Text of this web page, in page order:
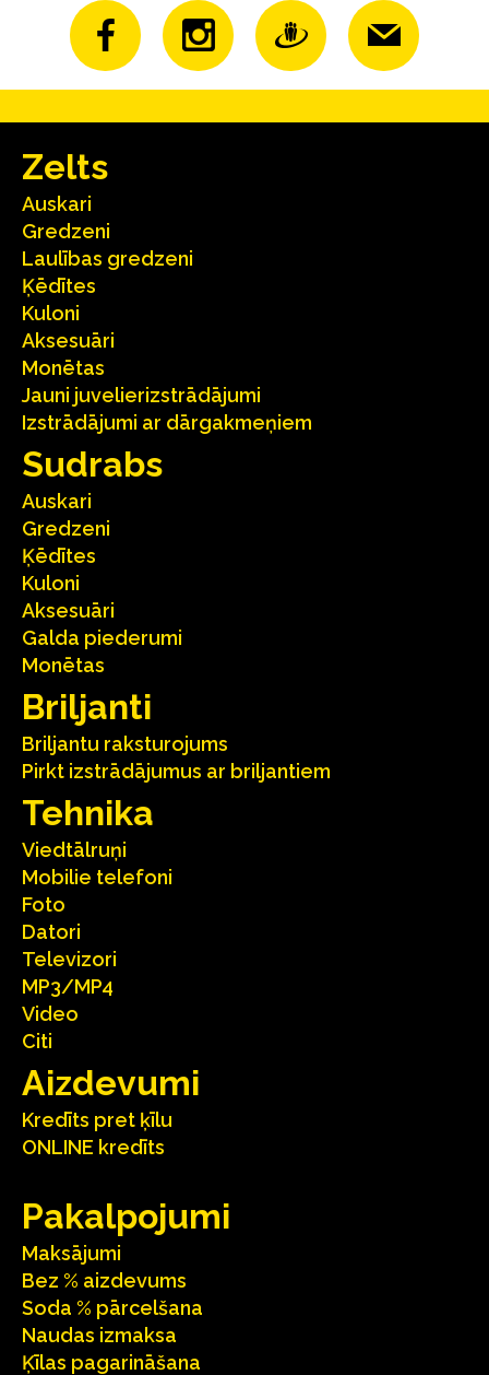
Zelts
Auskari
Gredzeni
Laulības gredzeni
Ķēdītes
Kuloni
Aksesuāri
Monētas
Jauni juvelierizstrādājumi
Izstrādājumi ar dārgakmeņiem
Sudrabs
Auskari
Gredzeni
Ķēdītes
Kuloni
Aksesuāri
Galda piederumi
Monētas
Briljanti
Briljantu raksturojums
Pirkt izstrādājumus ar briljantiem
Tehnika
Viedtālruņi
Mobilie telefoni
Foto
Datori
Televizori
MP3/MP4
Video
Citi
Aizdevumi
Kredīts pret ķīlu
ONLINE kredīts
Pakalpojumi
Maksājumi
Bez % aizdevums
Soda % pārcelšana
Naudas izmaksa
Ķīlas pagarināšana